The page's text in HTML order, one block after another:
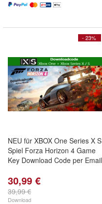
- 23%
NEU für XBOX One Series X S
Spiel Forza Horizon 4 Game
Key Download Code per Email
30,99 €
39,99 €
Download